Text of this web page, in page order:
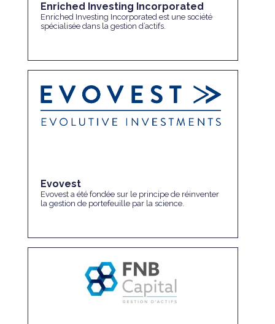
Enriched Investing Incorporated
Enriched Investing Incorporated est une société
spécialisée dans la gestion d’actifs.
Evovest
Evovest a été fondée sur le principe de réinventer
la gestion de portefeuille par la science.